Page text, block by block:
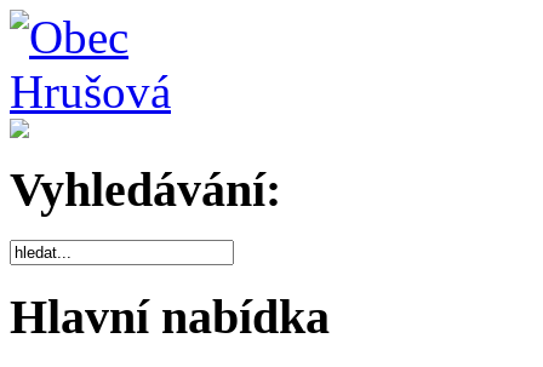
Vyhledávání:
Hlavní nabídka